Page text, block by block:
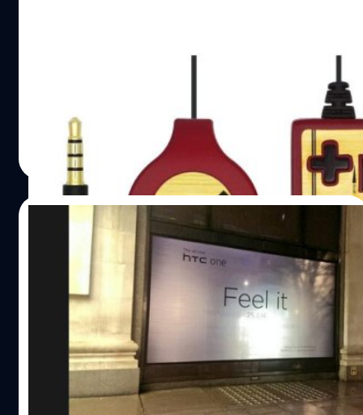
เรียกได้ว่าเป็นไอเดียสุดคลาสสิกเลยทีเดียว เมื่อมีการเปิดตัว
อม ในตำนาน ซึ่งทำออกมาเป็น จอย 2 เกมแฟมิคอมซึ่งจะมี
ไมโครโฟน ติดอยู่ด้วยนั่นเอง โดยสามารถเอาไว้ใช้ร่วมกับการ
เล่นเกมได้ นอกจากนี้ดีไซน์ดังกล่าวไม่ใช่เป็นเพียงแค่หูฟัง
สำหรับมือถืออย่างเดียว แต่สามารถนำไปใช้ร่วมกับเครื่องเกม
3DS หรือ PS Vista ได้ด้วย ซึ่งการใช้งานก็สามารถปรับเสียง
จากปุ่มที่ออกแบบได้จริงๆ ยิ่งไปกว่านั้น ยังตามเก็บราย
ละเอียดโดยแถมที่เก็บสายมาให้ด้วย ซึ่งคาดว่าจะได้เห็นใน
เมืองไทยเร็วๆ นี้ ที่มา : amazon
ณัฐพันธ์ ส่งวิรุฬห์ | 4536 days ago
Read More
07/03/2014
โหมโรง! HTC ติดป้ายโปรโมท HTC One ตัว
ใหม่แล้ว
ข่าวการมาของ HTC One ตัวใหม่ยังคงมีเข้ามาอย่างต่อเนื่อง
โดยล่าสุดมีรายงานข่าวระบุว่า HTC UK ของประเทศอังกฤษ ได้
ออกมาทวีตภาพป้ายโปรโมทของ The All New HTC One ซึ่ง
ถูกนำไปติดใจกลางกรุงลอนดอน โดยป้ายดังกล่าวถูกติดไว้ที่
ห้างสรรพสินค้าชื่อดัง Selfridges store ที่ตั้งอยู่บนถนน
Oxford ซึ่งเป็นสถานที่พลุกพล่านที่มีผู้คนเดินทางผ่านไปมา
ณัฐพันธ์ ส่งวิรุฬห์| 4536 days ago